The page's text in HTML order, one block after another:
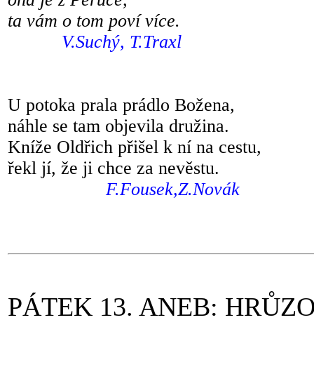
ta vám o tom poví více.
V.Suchý, T.Traxl
U potoka prala prádlo
náhle se tam objevila
Kníže Oldřich přišel k ní na
řekl jí, že ji chce za
F.Fousek,Z.Novák
PÁTEK 13. ANEB: